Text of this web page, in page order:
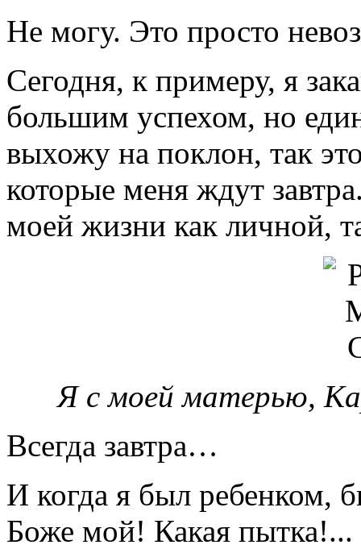
Не могу. Это просто
Сегодня, к примеру, я
большим успехом, но
выхожу на поклон, так
которые меня ждут
моей жизни как личной,
Я с моей матерью,
Всегда завтра…
И когда я был ребенком,
Боже мой! Какая пытка!...